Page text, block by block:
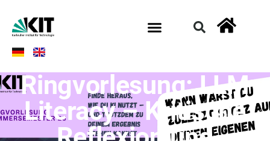
Ringvorlesung: LLM
Literacy – Kritische